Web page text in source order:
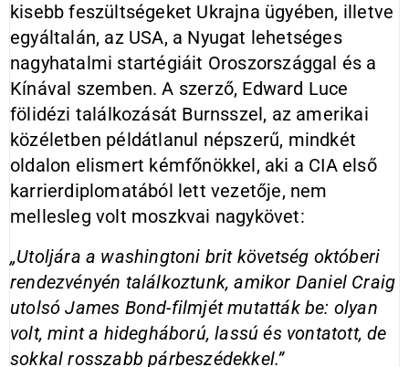
kisebb feszültségeket Ukrajna ügyében, illetve
egyáltalán, az USA, a Nyugat lehetséges
nagyhatalmi startégiáit Oroszországgal és a
Kínával szemben. A szerző, Edward Luce
fölidézi találkozását Burnsszel, az amerikai
közéletben példátlanul népszerű, mindkét
oldalon elismert kémfőnökkel, aki a CIA első
karrierdiplomatából lett vezetője, nem
mellesleg volt moszkvai nagykövet:
„Utoljára a washingtoni brit követség októberi
rendezvényén találkoztunk, amikor Daniel Craig
utolsó James Bond-filmjét mutatták be: olyan
volt, mint a hidegháború, lassú és vontatott, de
sokkal rosszabb párbeszédekkel.”